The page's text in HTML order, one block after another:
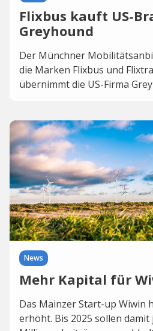
Flixbus kauft US-
Greyhound
Der Münchner
die Marken Flixbus und
übernimmt die US-Firma
News
Mehr Kapital für
Das Mainzer Start-up Wiwin
erhöht. Bis 2025 sollen